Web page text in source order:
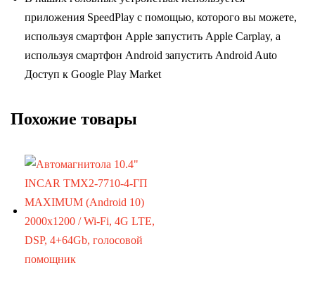
приложения SpeedPlay с помощью, которого вы можете,
используя смартфон Apple запустить Apple Carplay, а
используя смартфон Android запустить Android Auto
Доступ к Google Play Market
Похожие товары